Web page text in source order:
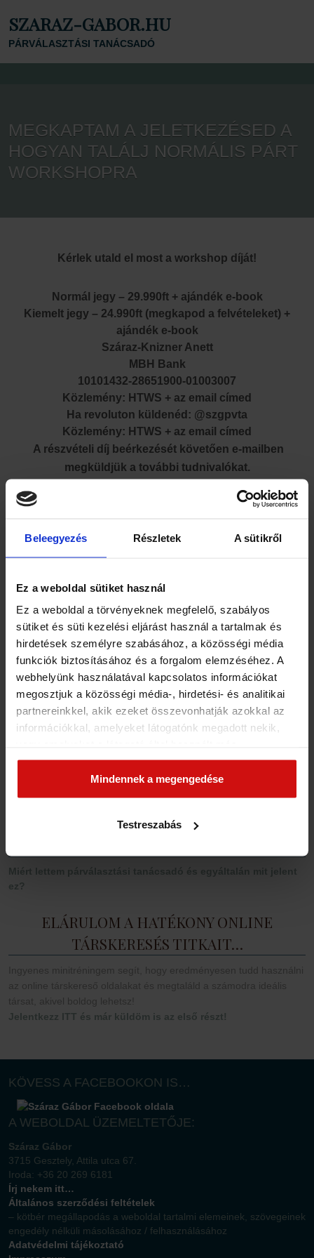
Beleegyezés Részletek A sütikről
Ez a weboldal sütiket használ
Ez a weboldal a törvényeknek megfelelő, szabályos
sütiket és süti kezelési eljárást használ a tartalmak és
hirdetések személyre szabásához, a közösségi média
funkciók biztosításához és a forgalom elemzéséhez. A
webhelyünk használatával kapcsolatos információkat
megosztjuk a közösségi média-, hirdetési- és analitikai
partnereinkkel, akik ezeket összevonhatják azokkal az
információkkal, amelyeket látogatónk megadott nekik,
szolgáltatásokból gyűjtöttek. Elfogadásával segíti a
munkánkat és nagyobb felhasználói élményt
biztosíthatunk mi is látogatóinknak.
Mindennek a megengedése
Testreszabás
SZARAZ-GABOR.HU
PÁRVÁLASZTÁSI TANÁCSADÓ
MEGKAPTAM A JELETKEZÉSED A
HOGYAN TALÁLJ NORMÁLIS PÁRT
WORKSHOPRA
Kérlek utald el most a workshop díját!
Normál jegy – 29.990ft + ajándék e-book
Kiemelt jegy – 24.990ft (megkapod a felvételeket) +
ajándék e-book
Száraz-Knizner Anett
MBH Bank
10101432-28651900-01003007
Közlemény: HTWS + az email címed
Ha revoluton küldenéd: @szgpvta
Közlemény: HTWS + az email címed
A részvételi díj beérkezését követően e-mailben
megküldjük a további tudnivalókat.
Ha nem érkezik meg a levél néhány percen belül kérlek
levelezőrendszeredben.
AKI A HÍVÁSOD VÁRJA…
Száraz Gábor
Miért lettem párválasztási tanácsadó és egyáltalán mit jelent
ez?
ELÁRULOM A HATÉKONY ONLINE
TÁRSKERESÉS TITKAIT…
Ingyenes minitréningem segít, hogy eredményesen tudd használni
az online társkereső oldalakat és megtaláld a számodra ideális
társat, akivel boldog lehetsz!
Jelentkezz ITT és már küldöm is az első részt!
KÖVESS A FACEBOOKON IS…
A WEBOLDAL ÜZEMELTETŐJE:
Száraz Gábor
3715 Gesztely, Attila utca 67.
Iroda: +36 20 269 6181
Írj nekem itt…
Általános szerződési feltételek
– kötbér megállapodás a weboldal tartalmi elemeinek, szövegeinek
engedély nélküli másolásához / felhasználásához
Adatvédelmi tájékoztató